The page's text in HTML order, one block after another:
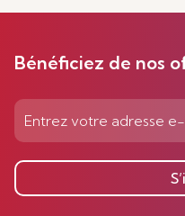
Bénéficiez de nos